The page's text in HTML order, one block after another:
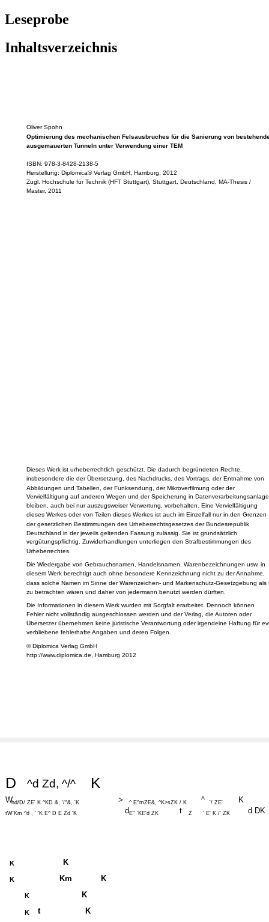
Leseprobe
Inhaltsverzeichnis
Oliver Spohn
Optimierung des mechanischen Felsausbruches für die Sanierung von
ausgemauerten Tunneln unter Verwendung einer TEM
ISBN: 978-3-8428-2138-5
Herstellung: Diplomica® Verlag GmbH, Hamburg, 2012
Zugl. Hochschule für Technik (HFT Stuttgart), Stuttgart, Deutschland, MA-Thesis /
Master, 2011
Dieses Werk ist urheberrechtlich geschützt. Die dadurch begründeten Rechte,
insbesondere die der Übersetzung, des Nachdrucks, des Vortrags, der Entnahme von
Abbildungen und Tabellen, der Funksendung, der Mikroverfilmung oder der
Vervielfältigung auf anderen Wegen und der Speicherung in
bleiben, auch bei nur auszugsweiser Verwertung, vorbehalten. Eine Vervielfältigung
dieses Werkes oder von Teilen dieses Werkes ist auch im Einzelfall nur in den Grenzen
der gesetzlichen Bestimmungen des Urheberrechtsgesetzes der Bundesrepublik
Deutschland in der jeweils geltenden Fassung zulässig. Sie ist grundsätzlich
vergütungspflichtig. Zuwiderhandlungen unterliegen den Strafbestimmungen des
Urheberrechtes.
Die Wiedergabe von Gebrauchsnamen, Handelsnamen, Warenbezeichnungen usw. in
diesem Werk berechtigt auch ohne besondere Kennzeichnung nicht zu der Annahme,
dass solche Namen im Sinne der Warenzeichen- und Markenschutz-Gesetzgebung als
zu betrachten wären und daher von jedermann benutzt werden dürften.
Die Informationen in diesem Werk wurden mit Sorgfalt erarbeitet. Dennoch können
Fehler nicht vollständig ausgeschlossen werden und der Verlag, die Autoren oder
Übersetzer übernehmen keine juristische Verantwortung oder irgendeine Haftung für
verbliebene fehlerhafte Angaben und deren Folgen.
© Diplomica Verlag GmbH
http://www.diplomica.de, Hamburg 2012
D ^d Zd, ^/^ K
Whd/D/ ZE' K ^KD &, '/^&, 'K > ^ E^mZE&, ^K>sZK / K ^ '/ ZE' K
tW'Km ^d , ' 'K E^ D E Zd 'K d E'' 'KE'd ZK t Z ' E' K /' ZK d DK
K K
K Km K
K K
K t K